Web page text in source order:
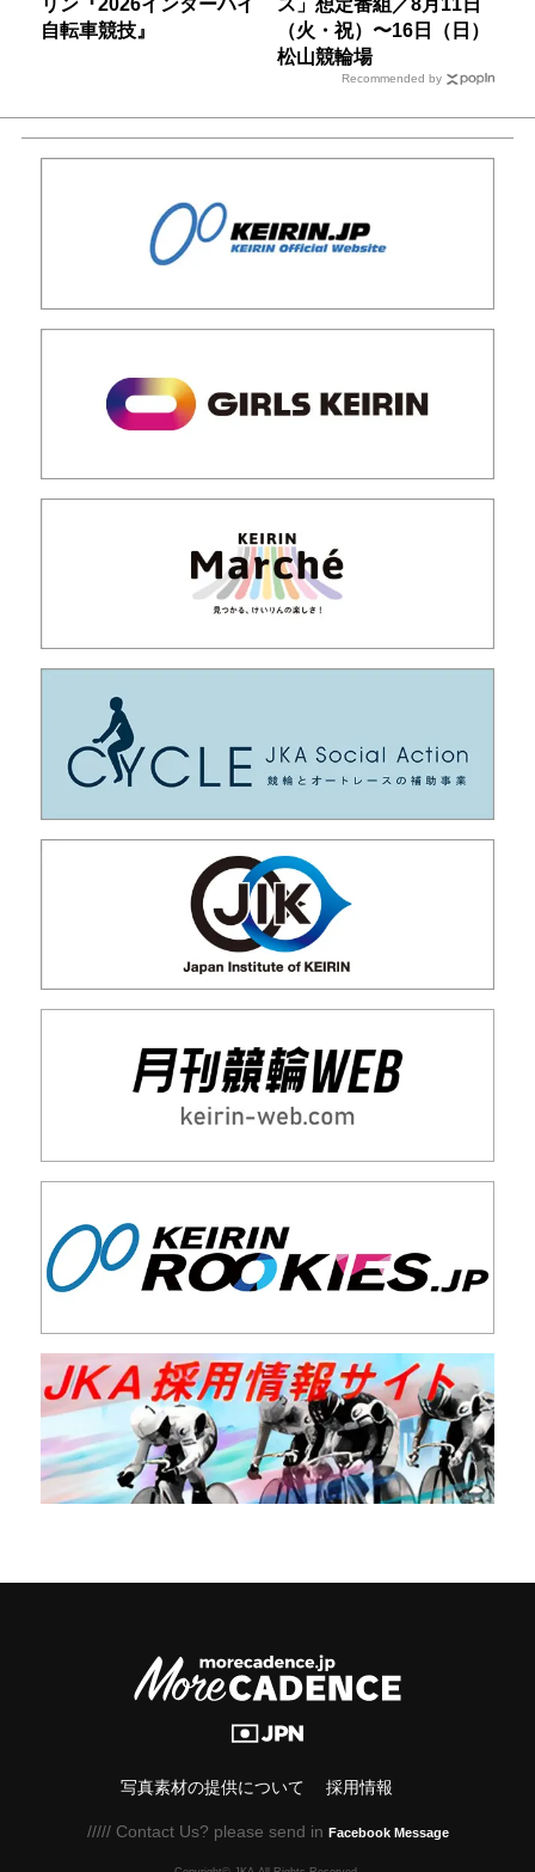
自転車競技』
（火・祝）〜16日（日）
松山競輪場
Recommended by
写真素材の提供について 採用情報
///// Contact Us? please send in Facebook Message